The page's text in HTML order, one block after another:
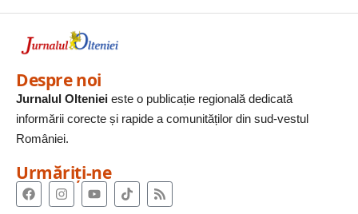
Despre noi
Jurnalul Olteniei este o publicație regională dedicată
informării corecte și rapide a comunităților din sud-vestul
României.
Urmăriți-ne